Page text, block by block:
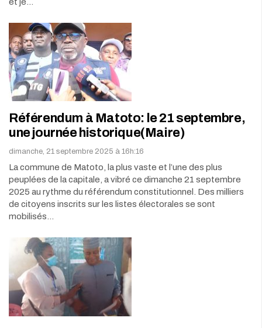
Référendum à Matoto: le 21 septembre,
une journée historique(Maire)
dimanche, 21 septembre 2025 à 16h:16
La commune de Matoto, la plus vaste et l’une des plus
peuplées de la capitale, a vibré ce dimanche 21 septembre
2025 au rythme du référendum constitutionnel. Des milliers
de citoyens inscrits sur les listes électorales se sont
mobilisés…